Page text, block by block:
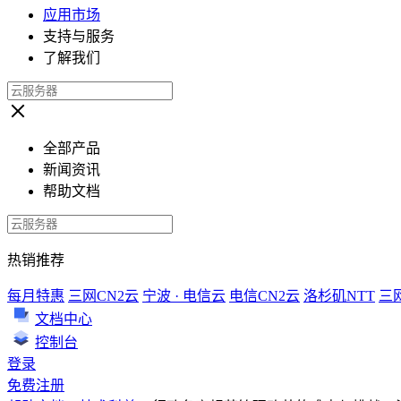
应用市场
支持与服务
了解我们
全部产品
新闻资讯
帮助文档
热销推荐
每月特惠 三网CN2云 宁波 · 电信云 电信CN2云 洛杉矶NTT 三
文档中心
控制台
登录
免费注册